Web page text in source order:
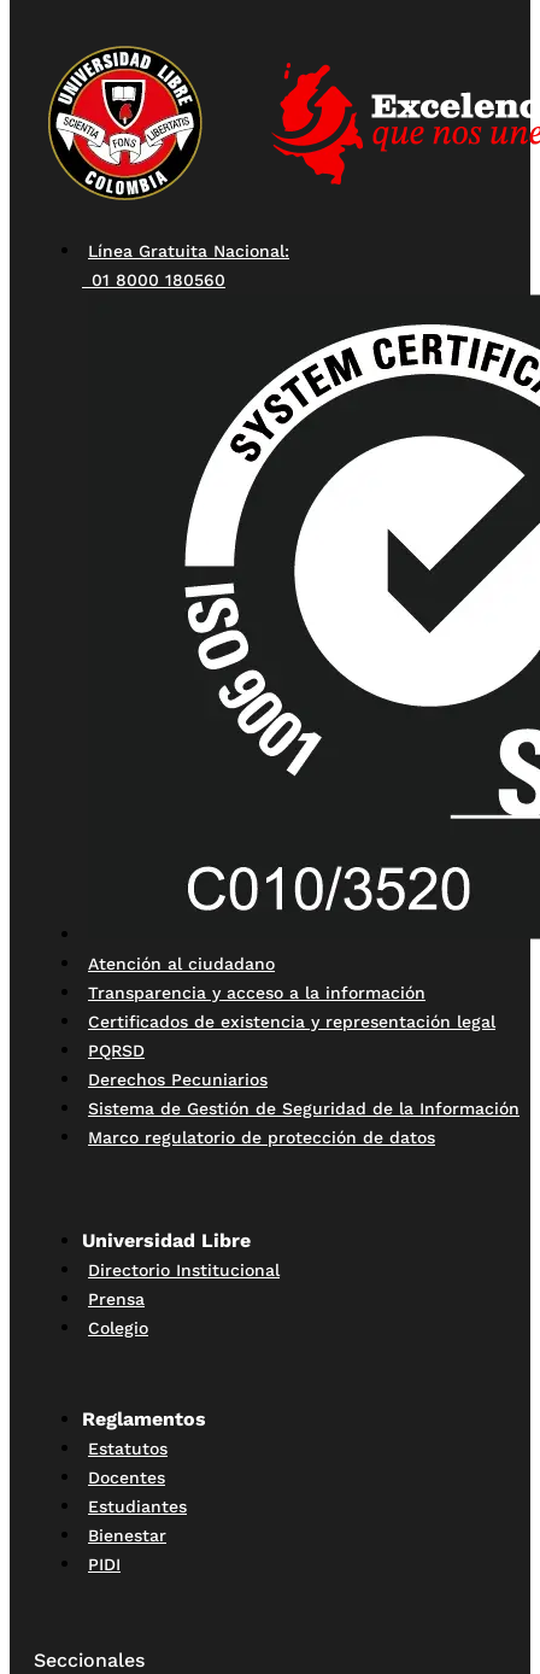
Línea Gratuita Nacional:
01 8000 180560
Atención al ciudadano
Transparencia y acceso a la información
Certificados de existencia y representación legal
PQRSD
Derechos Pecuniarios
Sistema de Gestión de Seguridad de la Información
Marco regulatorio de protección de datos
Universidad Libre
Directorio Institucional
Prensa
Colegio
Reglamentos
Estatutos
Docentes
Estudiantes
Bienestar
PIDI
Seccionales